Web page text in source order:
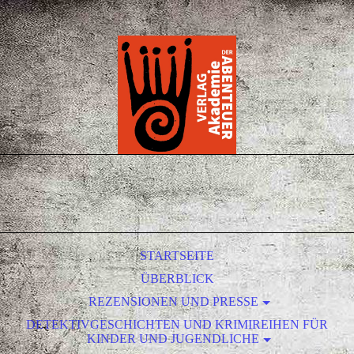
STARTSEITE
ÜBERBLICK
REZENSIONEN UND PRESSE
NEUIGKEITEN / NEWS
AUS DEM VERLAG
DETEKTIVGESCHICHTEN UND KRIMIREIHEN FÜR
KINDER UND JUGENDLICHE